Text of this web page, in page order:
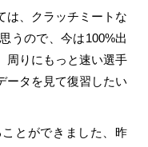
、クラッチミートな
うので、今は100%出
周りにもっと速い選手
ータを見て復習したい
とができました、昨